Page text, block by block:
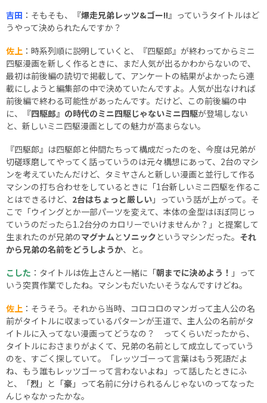
吉田 ：そもそも、『爆走兄弟レッツ&ゴー!!』っていうタイトルはど
うやって決められたんですか？
佐上 ：時系列順に説明していくと、『四駆郎』が終わってからミニ
四駆漫画を新しく作るときに、まだ人気が出るかわからないので、
最初は前後編の読切で掲載して、アンケートの結果がよかったら連
載にしようと編集部の中で決めていたんですよ。人気が出なければ
前後編で終わる可能性があったんです。だけど、この前後編の中
に、『四駆郎』の時代のミニ四駆じゃないミニ四駆が登場しない
と、新しいミニ四駆漫画としての魅力が高まらない。
『四駆郎』は四駆郎と仲間たちって構成だったのを、今度は兄弟が
切磋琢磨してやってく話っていうのは元々構想にあって、2台のマシ
ンを考えていたんだけど、タミヤさんと新しい漫画と並行して作る
マシンの打ち合わせをしているときに「1台新しいミニ四駆を作るこ
とはできるけど、 2台はちょっと厳しい 」っていう話が上がって。そ
こで「ウイングとか一部パーツを変えて、本体の金型はほぼ同じっ
ていうのだったら1.2台分のカロリーでいけませんか？」と提案して
生まれたのが兄弟のマグナムとソニック というマシンだった。 それ
から兄弟の名前をどうしようか、と。
こした ：タイトルは佐上さんと一緒に「朝までに決めよう！ 」って
いう突貫作業でしたね。マシンもだいたいそうなんですけどね。
佐上 ：そうそう。それから当時、コロコロのマンガって主人公の名
前がタイトルに収まっているパターンが王道で、主人公の名前がタ
イトルに入ってない漫画ってどうなの？ ってくらいだったから、
タイトルにおさまりがよくて、兄弟の名前として成立してっていう
のを、すごく探していて。「レッツゴーって言葉はもう死語だよ
ね、もう誰もレッツゴーって言わないよね」って話したときにふ
と、「烈 」と「豪 」って名前に分けられるんじゃないのってなった
んじゃなかったかな。